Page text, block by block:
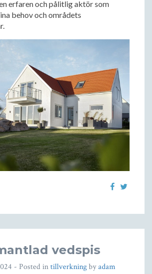
erfaren och pålitlig aktör som
behov och områdets
vedspis
- Posted intillverkningbyadam